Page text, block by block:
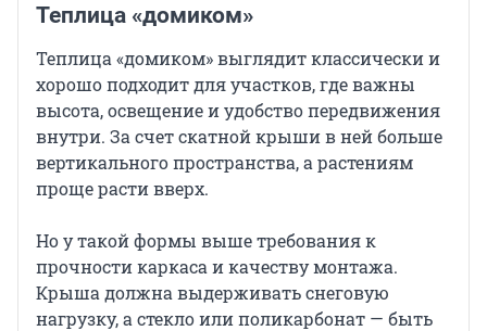
Теплица «домиком»
Теплица «домиком» выглядит классически и
хорошо подходит для участков, где важны
высота, освещение и удобство передвижения
внутри. За счет скатной крыши в ней больше
вертикального пространства, а растениям
проще расти вверх.
Но у такой формы выше требования к
прочности каркаса и качеству монтажа.
Крыша должна выдерживать снеговую
нагрузку, а стекло или поликарбонат — быть